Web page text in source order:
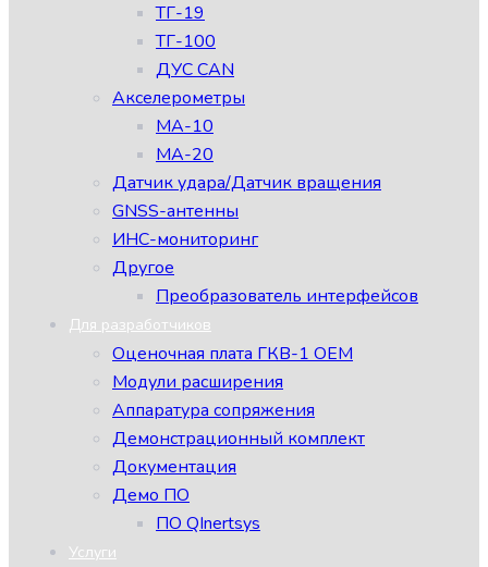
ТГ-19
ТГ-100
ДУС CAN
Акселерометры
МА-10
МА-20
Датчик удара/Датчик вращения
GNSS-антенны
ИНС-мониторинг
Другое
Преобразователь интерфейсов
Для разработчиков
Оценочная плата ГКВ-1 ОЕМ
Модули расширения
Аппаратура сопряжения
Демонстрационный комплект
Документация
Демо ПО
ПО QInertsys
Услуги